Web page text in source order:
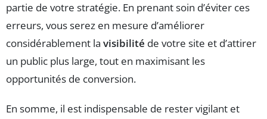
partie de votre stratégie. En prenant soin d’éviter ces
erreurs, vous serez en mesure d’améliorer
considérablement la visibilité de votre site et d’attirer
un public plus large, tout en maximisant les
opportunités de conversion.
En somme, il est indispensable de rester vigilant et